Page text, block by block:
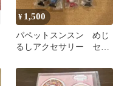
¥ 1,500
パペットスンスン めじ
るしアクセサリー セッ